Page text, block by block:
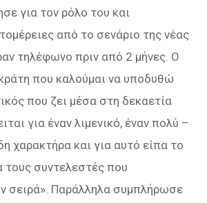
για τον ρόλο του και
από το σενάριο της νέας
τηλέφωνο πριν από 2 μήνες. Ο
που καλούμαι να υποδυθώ
που ζει μέσα στη δεκαετία
για έναν λιμενικό, έναν πολύ –
χαρακτήρα και για αυτό είπα το
τους συντελεστές που
σειρά». Παράλληλα συμπλήρωσε